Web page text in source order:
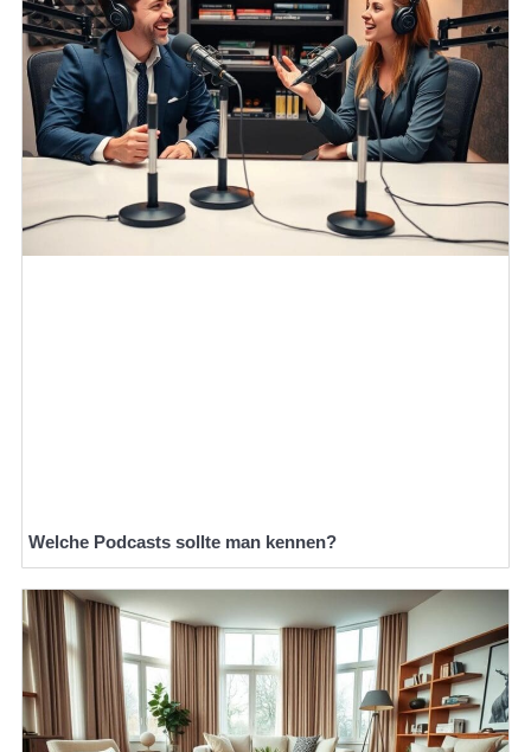
Welche Podcasts sollte man kennen?